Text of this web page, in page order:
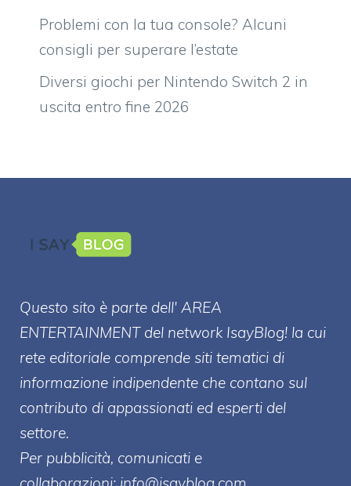
Problemi con la tua console? Alcuni
consigli per superare l’estate
Diversi giochi per Nintendo Switch 2 in
uscita entro fine 2026
Questo sito è parte dell' AREA
ENTERTAINMENT del network IsayBlog! la cui
rete editoriale comprende siti tematici di
informazione indipendente che contano sul
contributo di appassionati ed esperti del
settore.
Per pubblicità, comunicati e